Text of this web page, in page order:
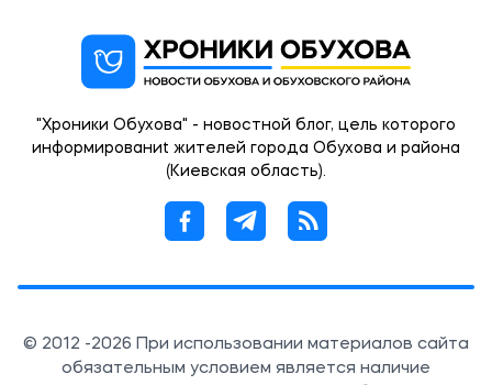
"Хроники Обухова" - новостной блог, цель которого
информированиt жителей города Обухова и района
(Киевская область).
© 2012 -2026 При использовании материалов сайта
обязательным условием является наличие